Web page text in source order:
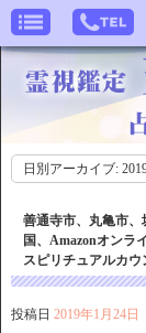
日別アーカイブ:
善通寺市、丸亀市
国、Amazonオンラ
スピリチュアルカ
投稿日 2019年1月24日